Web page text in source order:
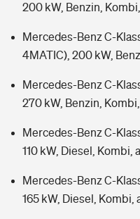
200 kW, Benzin,
Mercedes-Benz C-
4MATIC), 200 kW,
Mercedes-Benz C-
270 kW, Benzin,
Mercedes-Benz C-
110 kW, Diesel, Kombi,
Mercedes-Benz C-
165 kW, Diesel, Kombi,